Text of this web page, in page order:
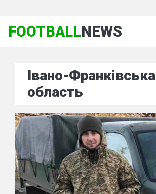
FOOTBALLNEWS
Івано-Франківська
область